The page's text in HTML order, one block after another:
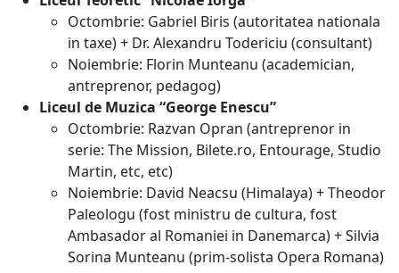
Octombrie: Gabriel Biris (autoritatea nationala
in taxe) + Dr. Alexandru Todericiu (consultant)
Noiembrie: Florin Munteanu (academician,
antreprenor, pedagog)
Liceul de Muzica “George Enescu”
Octombrie: Razvan Opran (antreprenor in
serie: The Mission, Bilete.ro, Entourage, Studio
Martin, etc, etc)
Noiembrie: David Neacsu (Himalaya) + Theodor
Paleologu (fost ministru de cultura, fost
Ambasador al Romaniei in Danemarca) + Silvia
Sorina Munteanu (prim-solista Opera Romana)